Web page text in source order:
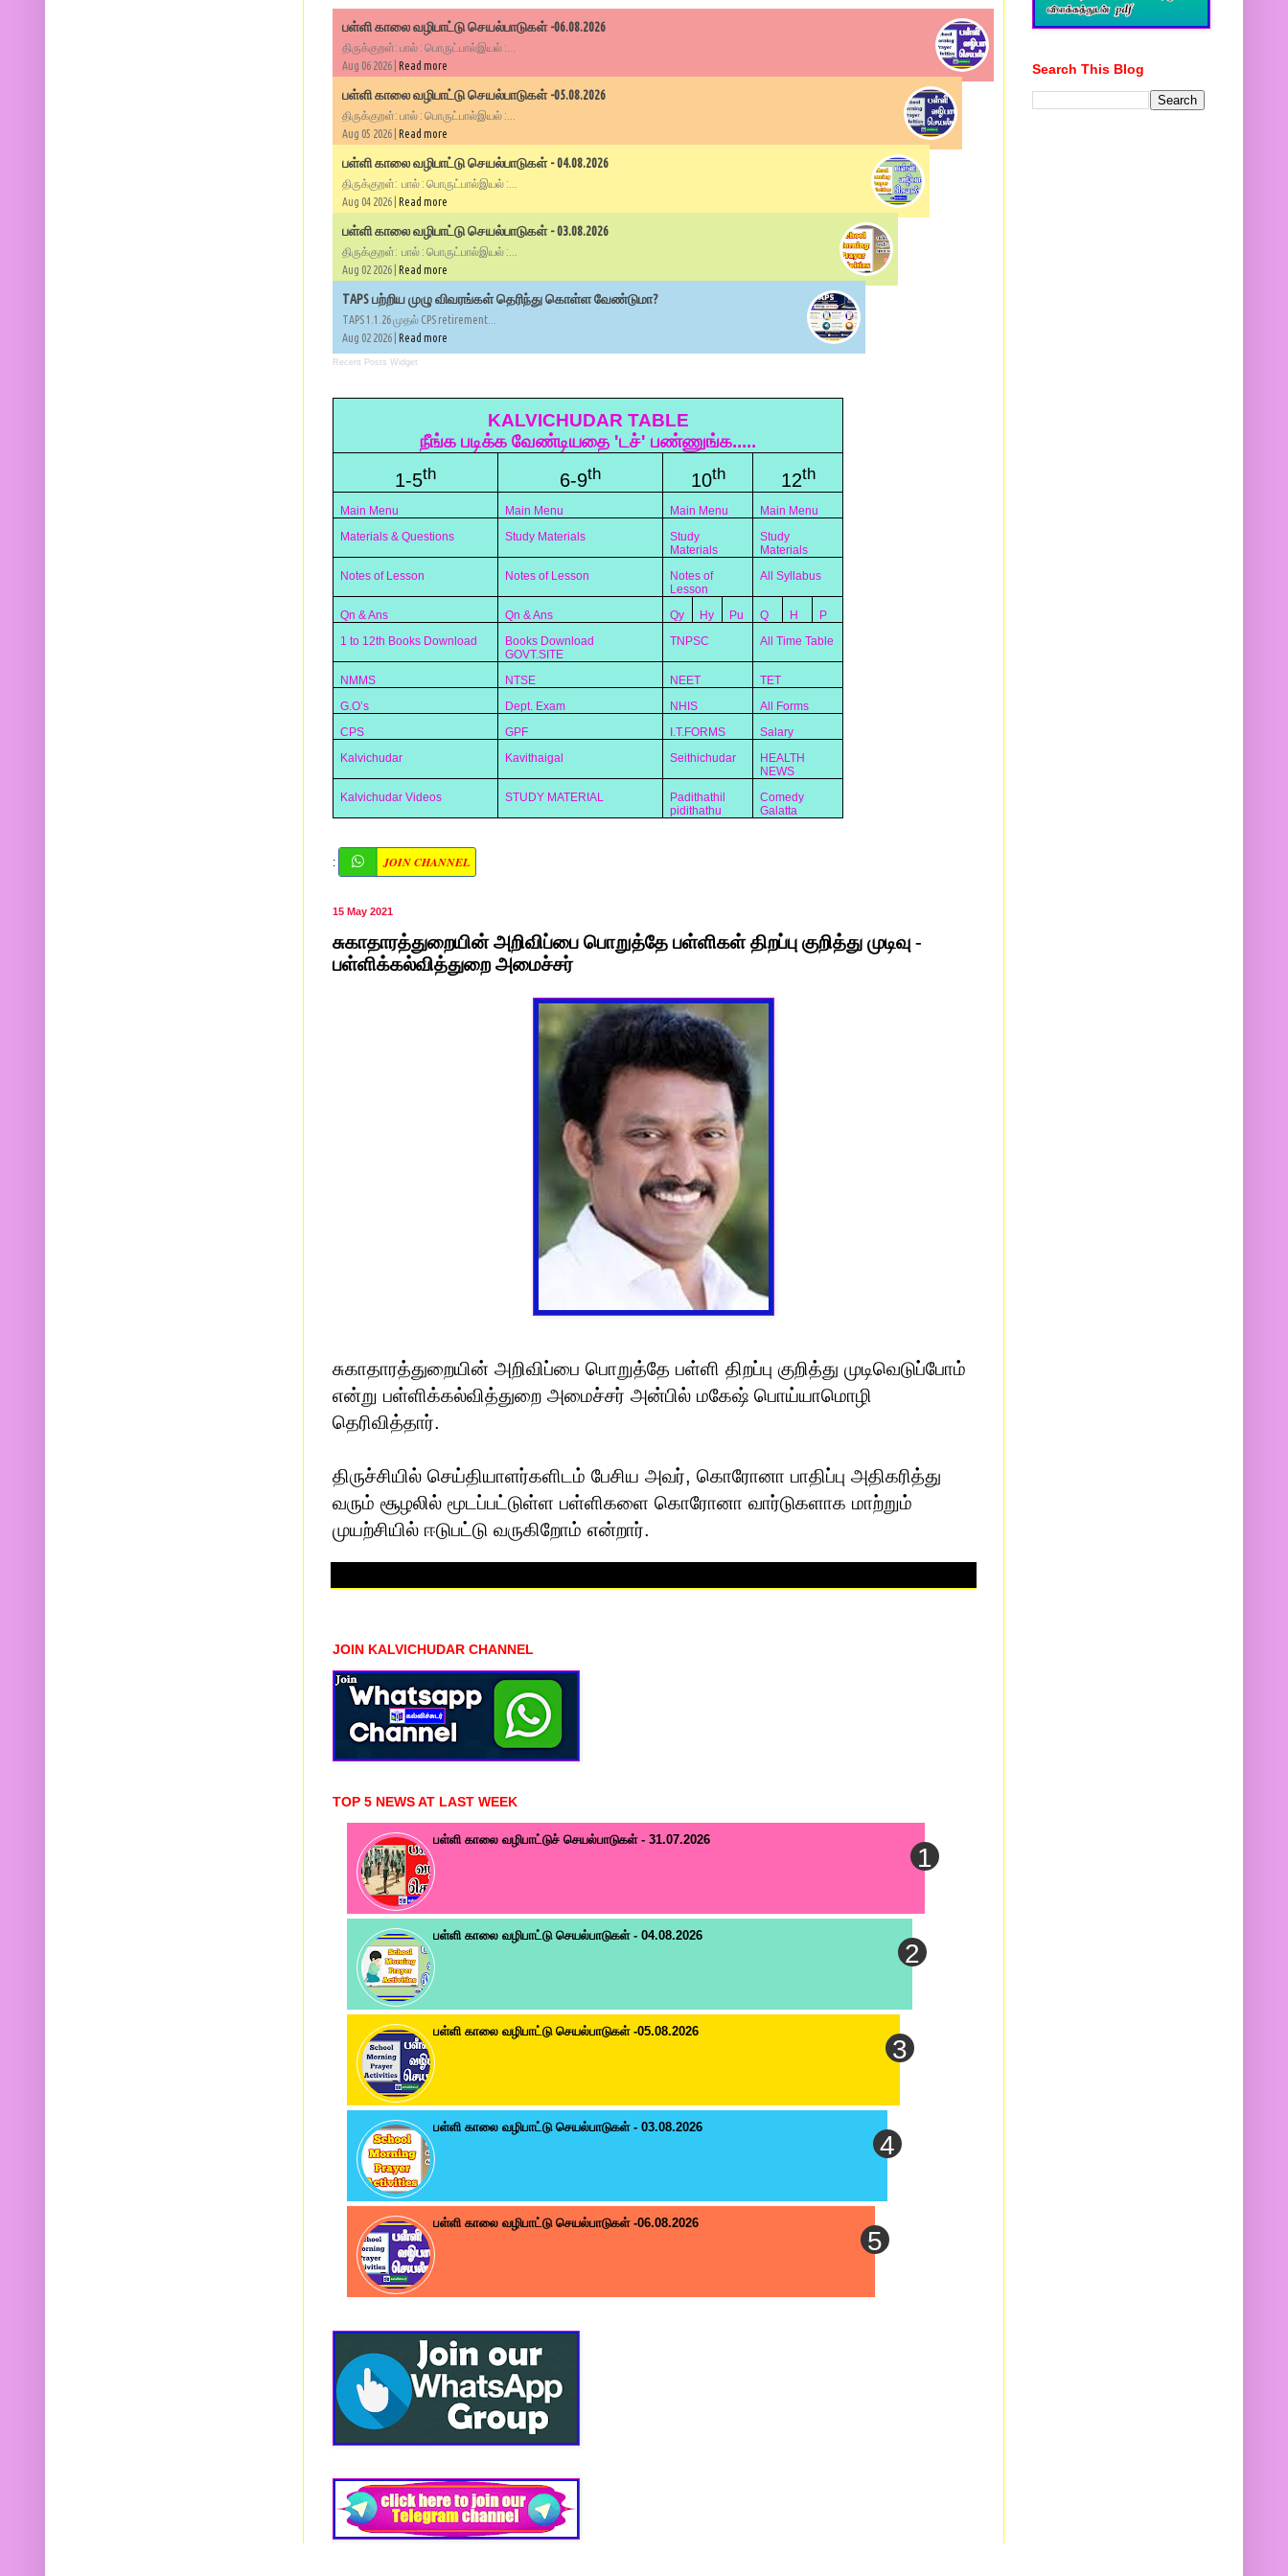
பள்ளி காலை வழிபாட்டு செயல்பாடுகள் -06.08.2026
திருக்குறள்: பால் : பொருட்பால்இயல் :...
Aug 06 2026 | Read more
பள்ளி காலை வழிபாட்டு செயல்பாடுகள் -05.08.2026
திருக்குறள்: பால் : பொருட்பால்இயல் :...
Aug 05 2026 | Read more
பள்ளி காலை வழிபாட்டு செயல்பாடுகள் - 04.08.2026
திருக்குறள்: பால் : பொருட்பால்இயல் :...
Aug 04 2026 | Read more
பள்ளி காலை வழிபாட்டு செயல்பாடுகள் - 03.08.2026
திருக்குறள்: பால் : பொருட்பால்இயல் :...
Aug 02 2026 | Read more
TAPS பற்றிய முழு விவரங்கள் தெரிந்து கொள்ள வேண்டுமா?
TAPS 1.1.26 முதல் CPS retirement...
Aug 02 2026 | Read more
Recent Posts Widget
KALVICHUDAR TABLE
நீங்க படிக்க வேண்டியதை 'டச்' பண்ணுங்க.....
1-5th 6-9th 10th 12th
Main Menu Main Menu Main Menu
Main Menu
Materials & Questions
Study Materials
Study
Materials
Study
Materials
Notes of Lesson
Notes of Lesson
Notes of
Lesson
All Syllabus
Qn & Ans Qn & Ans Qy Hy Pu Q H
P
1 to 12th Books Download
Books Download
GOVT.SITE
TNPSC All Time Table
NMMS NTSE NEET
TET
G.O’s
Dept. Exam NHIS
All Forms
CPS
GPF I.T.FORMS
Salary
Kalvichudar
Kavithaigal Seithichudar
HEALTH
NEWS
Kalvichudar Videos
STUDY MATERIAL
Padithathil
pidithathu
Comedy
Galatta
: JOIN CHANNEL
15 May 2021
சுகாதாரத்துறையின் அறிவிப்பை பொறுத்தே பள்ளிகள் திறப்பு குறித்து முடிவு -
பள்ளிக்கல்வித்துறை அமைச்சர்
சுகாதாரத்துறையின் அறிவிப்பை பொறுத்தே பள்ளி திறப்பு குறித்து முடிவெடுப்போம்
என்று பள்ளிக்கல்வித்துறை அமைச்சர் அன்பில் மகேஷ் பொய்யாமொழி
தெரிவித்தார்.
திருச்சியில் செய்தியாளர்களிடம் பேசிய அவர், கொரோனா பாதிப்பு அதிகரித்து
வரும் சூழலில் மூடப்பட்டுள்ள பள்ளிகளை கொரோனா வார்டுகளாக மாற்றும்
முயற்சியில் ஈடுபட்டு வருகிறோம் என்றார்.
JOIN KALVICHUDAR CHANNEL
TOP 5 NEWS AT LAST WEEK
பள்ளி காலை வழிபாட்டுச் செயல்பாடுகள் - 31.07.2026
பள்ளி காலை வழிபாட்டு செயல்பாடுகள் - 04.08.2026
பள்ளி காலை வழிபாட்டு செயல்பாடுகள் -05.08.2026
பள்ளி காலை வழிபாட்டு செயல்பாடுகள் - 03.08.2026
பள்ளி காலை வழிபாட்டு செயல்பாடுகள் -06.08.2026
Search This Blog